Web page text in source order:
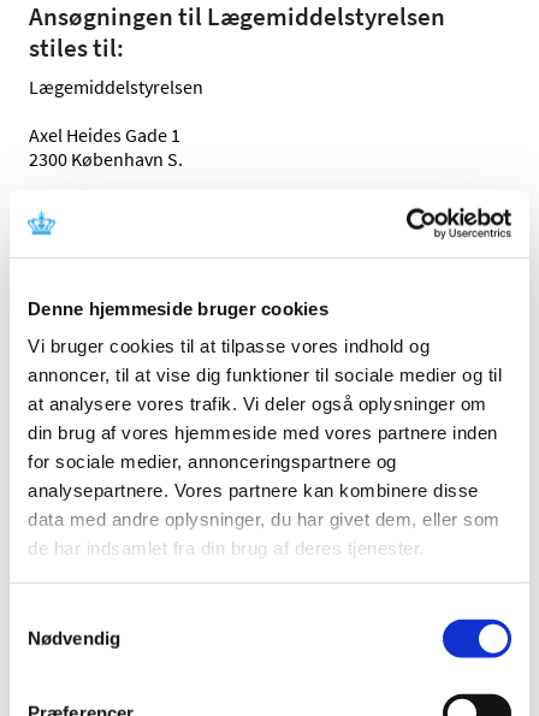
Denne hjemmeside bruger cookies
Vi bruger cookies til at tilpasse vores indhold og
annoncer, til at vise dig funktioner til sociale medier og til
at analysere vores trafik. Vi deler også oplysninger om
din brug af vores hjemmeside med vores partnere inden
for sociale medier, annonceringspartnere og
analysepartnere. Vores partnere kan kombinere disse
data med andre oplysninger, du har givet dem, eller som
de har indsamlet fra din brug af deres tjenester.
Nødvendig
Ansøgningen til Lægemiddelstyrelsen
stiles til:
Lægemiddelstyrelsen
Axel Heides Gade 1
2300 København S.
Ansøgninger sendes elektronisk via
kontaktformularen .
(Åbner i nyt vindue, og skal udfyldes indenfor 20
minutter, ellers modtager vi den ikke).
Ansøgningen skal være Lægemiddelstyrelsen i hænde
senest den
14. august 2023 kl. 12.00
Samtaler med forfremmelseskonsulenterne forventes at
blive afholdt i uge 36 i Lægemiddelstyrelsen.
Rekvirering af oplysninger vedr.
Espergærde Apotek nr. 154
Økonomiske oplysninger og øvrige oplysninger om
Espergærde Apotek kan rekvireres ved henvendelse til
rekvireres ved henvendelse til
Distributionsenheder under Espergærde